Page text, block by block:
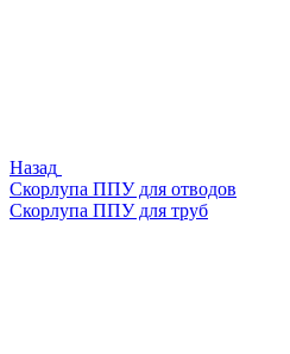
Назад
Скорлупа ППУ для отводов
Скорлупа ППУ для труб